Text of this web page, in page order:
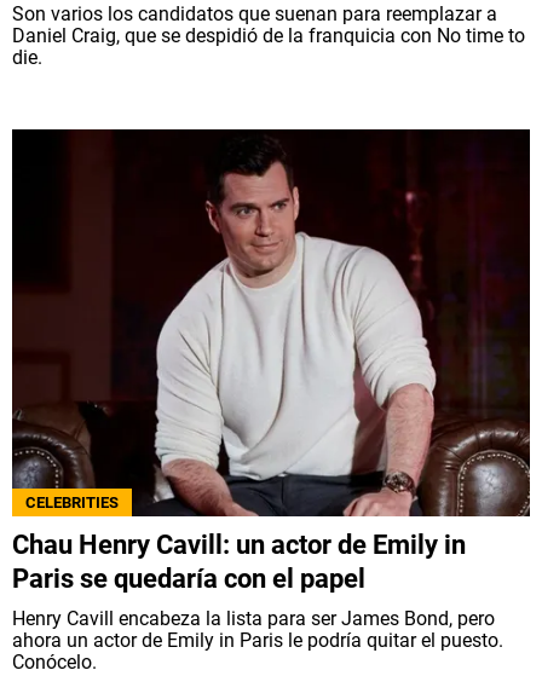
Son varios los candidatos que suenan para reemplazar a
Daniel Craig, que se despidió de la franquicia con No time to
die.
CELEBRITIES
Chau Henry Cavill: un actor de Emily in
Paris se quedaría con el papel
Henry Cavill encabeza la lista para ser James Bond, pero
ahora un actor de Emily in Paris le podría quitar el puesto.
Conócelo.